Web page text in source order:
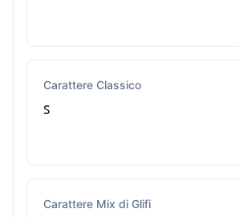
Carattere Classico
ꜱ
Carattere Mix di Glifi